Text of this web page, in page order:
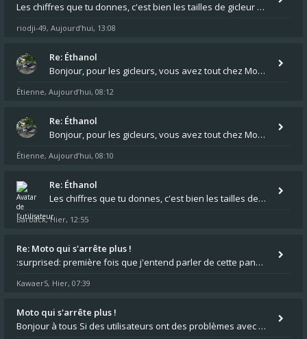
Les chiffres que tu donnes, c'est bien les tailles de gicleur ? Par contre tes "-2 tours" à quoi correspondent t'ils ?
riodji-49, Aujourd’hui, 13:08
Re: Éthanol
Bonjour, pour les gicleurs, vous avez tout chez Motokristen à Bar sur Aube. https://www.motokristen.fr/ On peut aussi
Étienne, Aujourd’hui, 08:12
Re: Éthanol
Bonjour, pour les gicleurs, vous avez tout chez Motokristen à Bar sur Aube. https://www.motokristen.fr/produits/4946-l
Étienne, Aujourd’hui, 08:10
Re: Éthanol
Les chiffres que tu donnes, c'est bien les tailles de gicleur ? Par contre tes "-2 tours" à quoi correspondent t'ils ?
Barback,Hier, 12:55
Re: Moto qui s'arrête plus !
:surprised: première fois que j'entend parler de cette panne ,ta moto aurait été maraboutée? :pretre:
Kawaer5, Hier, 07:39
Moto qui s'arrête plus !
Bonjour à tous Si des utilisateurs ont des problèmes avec leur moto qui démarre plus, la mienne ne coupe plus :?: - Je